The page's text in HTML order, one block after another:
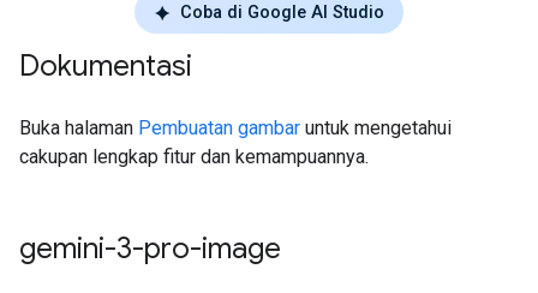
Coba di Google AI Studio
Dokumentasi
Buka halaman Pembuatan gambar untuk mengetahui
cakupan lengkap fitur dan kemampuannya.
gemini-3-pro-image